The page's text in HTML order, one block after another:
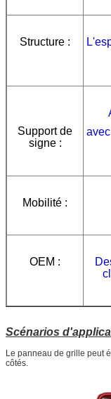
Structure :
Supportde
signe :
Mobilité :
OEM :
Scénarios
Le panneau de grille peut
côtés.